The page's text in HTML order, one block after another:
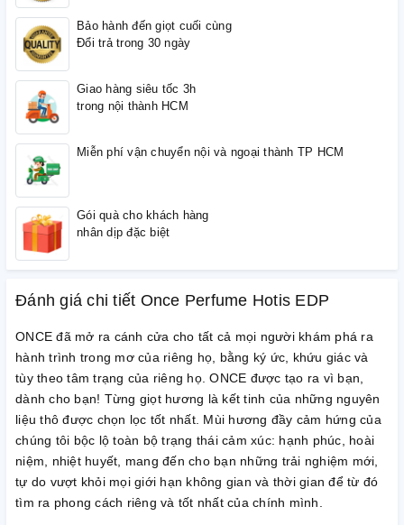
Bảo hành đến giọt cuối cùng
Đổi trả trong 30 ngày
Giao hàng siêu tốc 3h
trong nội thành HCM
Miễn phí vận chuyển nội và ngoại thành TP HCM
Gói quà cho khách hàng
nhân dịp đặc biệt
Đánh giá chi tiết Once Perfume Hotis EDP
ONCE đã mở ra cánh cửa cho tất cả mọi người khám phá ra
hành trình trong mơ của riêng họ, bằng ký ức, khứu giác và
tùy theo tâm trạng của riêng họ. ONCE được tạo ra vì bạn,
dành cho bạn! Từng giọt hương là kết tinh của những nguyên
liệu thô được chọn lọc tốt nhất. Mùi hương đầy cảm hứng của
chúng tôi bộc lộ toàn bộ trạng thái cảm xúc: hạnh phúc, hoài
niệm, nhiệt huyết, mang đến cho bạn những trải nghiệm mới,
tự do vượt khỏi mọi giới hạn không gian và thời gian để từ đó
tìm ra phong cách riêng và tốt nhất của chính mình.